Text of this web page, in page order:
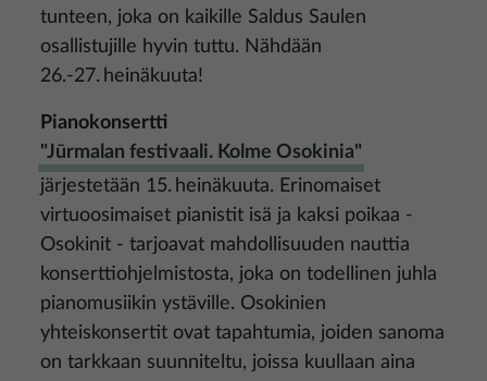
tunteen, joka on kaikille Saldus Saulen
osallistujille hyvin tuttu. Nähdään
26.-27. heinäkuuta!
Pianokonsertti
"Jūrmalan festivaali. Kolme Osokinia"
järjestetään 15. heinäkuuta. Erinomaiset
virtuoosimaiset pianistit isä ja kaksi poikaa -
Osokinit - tarjoavat mahdollisuuden nauttia
konserttiohjelmistosta, joka on todellinen juhla
pianomusiikin ystäville. Osokinien
yhteiskonsertit ovat tapahtumia, joiden sanoma
on tarkkaan suunniteltu, joissa kuullaan aina